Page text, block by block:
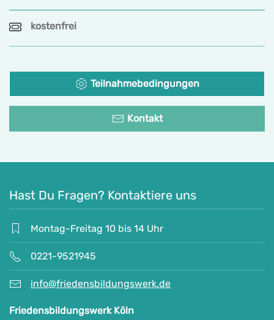
kostenfrei
Teilnahmebedingungen
Kontakt
Hast Du Fragen? Kontaktiere uns
Montag-Freitag 10 bis 14 Uhr
0221-9521945
info@friedensbildungswerk.de
Friedensbildungswerk Köln